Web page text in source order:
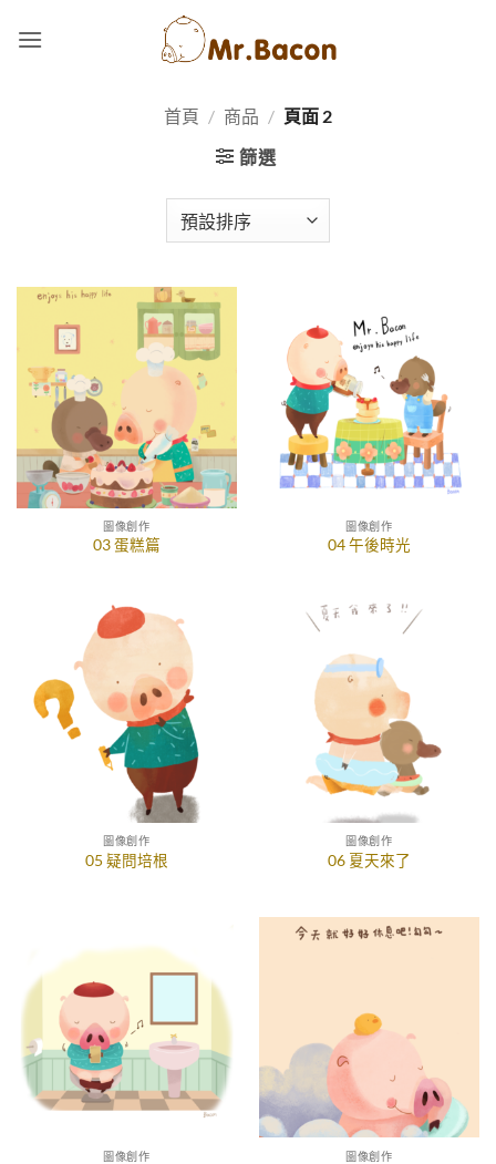
首頁 / 商品 / 頁面 2
篩選
圖像創作
03 蛋糕篇
圖像創作
04 午後時光
圖像創作
05 疑問培根
圖像創作
06 夏天來了
圖像創作 圖像創作